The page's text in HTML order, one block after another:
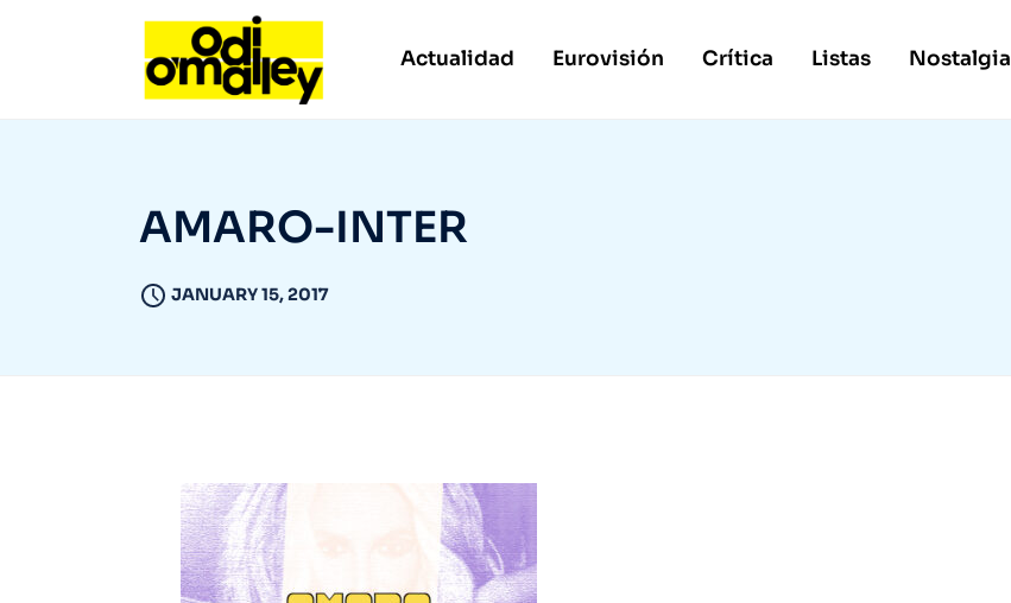
Actualidad Eurovisión Crítica Listas Nostalgia
AMARO-INTER
JANUARY 15, 2017